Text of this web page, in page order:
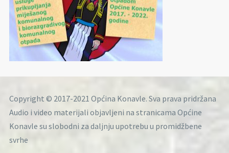
Copyright © 2017-2021 Općina Konavle. Sva prava pridržana
Audio i video materijali objavljeni na stranicama Općine
Konavle su slobodni za daljnju upotrebu u promidžbene
svrhe